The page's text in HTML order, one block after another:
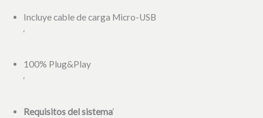
Incluye cable de carga Micro-USB
‘
100% Plug&Play
‘
Requisitos del sistema‘